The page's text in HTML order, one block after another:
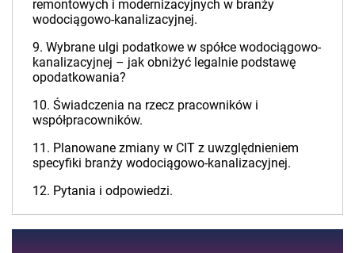
remontowych i modernizacyjnych w branży
wodociągowo-kanalizacyjnej.
9. Wybrane ulgi podatkowe w spółce wodociągowo-
kanalizacyjnej – jak obniżyć legalnie podstawę
opodatkowania?
10. Świadczenia na rzecz pracowników i
współpracowników.
11. Planowane zmiany w CIT z uwzględnieniem
specyfiki branży wodociągowo-kanalizacyjnej.
12. Pytania i odpowiedzi.